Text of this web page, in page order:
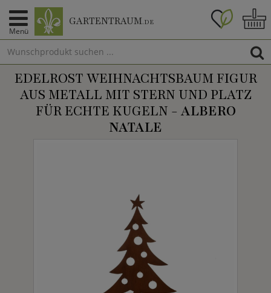
Menü
GARTENTRAUM.DE
EDELROST WEIHNACHTSBAUM FIGUR
AUS METALL MIT STERN UND PLATZ
FÜR ECHTE KUGELN - ALBERO
NATALE